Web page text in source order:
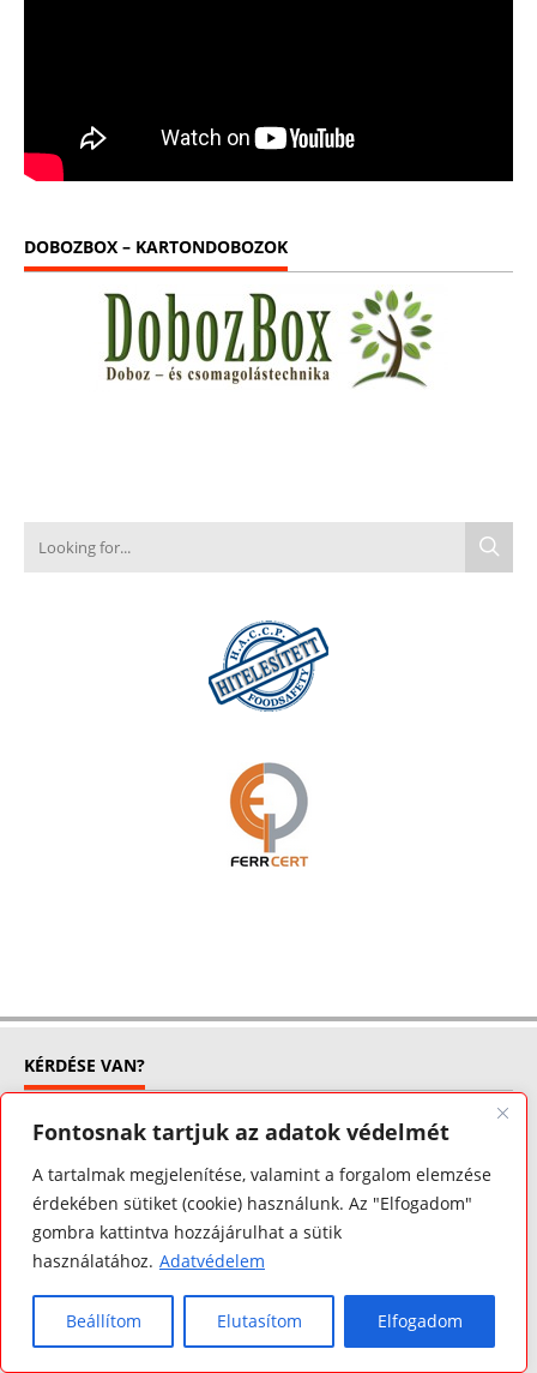
Fontosnak tartjuk az adatok védelmét
A tartalmak megjelenítése, valamint a forgalom elemzése
érdekében sütiket (cookie) használunk. Az "Elfogadom"
gombra kattintva hozzájárulhat a sütik
használatához. Adatvédelem
Beállítom Elutasítom Elfogadom
DOBOZBOX – KARTONDOBOZOK
KÉRDÉSE VAN?
Bármilyen raktározással, betárolással, csomagolással,
dobozolással, illetve szállítással kapcsolatos
kérdésekkel keresse kollégáinkat a megadott
elérhetőségeinken, vagy hívjon bennünket
munkaidőben 7-16-óráig telefonon. Köszönjük
Partnereink